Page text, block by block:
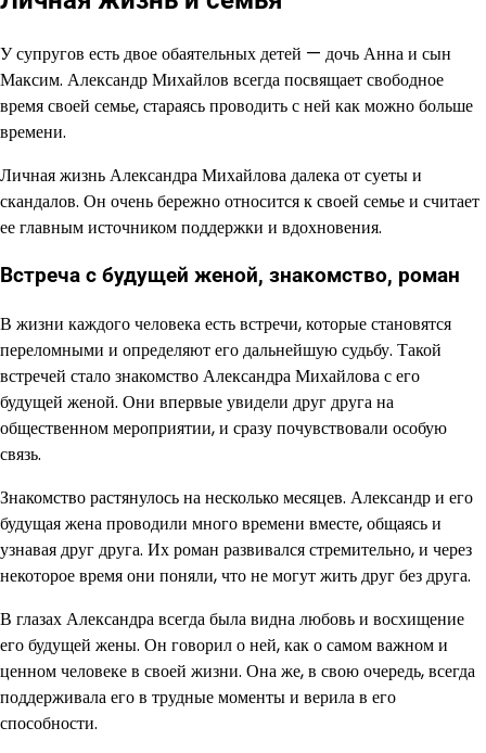
У супругов есть двое обаятельных детей — дочь Анна и сын
Максим. Александр Михайлов всегда посвящает свободное
время своей семье, стараясь проводить с ней как можно больше
времени.
Личная жизнь Александра Михайлова далека от суеты и
скандалов. Он очень бережно относится к своей семье и считает
ее главным источником поддержки и вдохновения.
Встреча с будущей женой, знакомство, роман
В жизни каждого человека есть встречи, которые становятся
переломными и определяют его дальнейшую судьбу. Такой
встречей стало знакомство Александра Михайлова с его
будущей женой. Они впервые увидели друг друга на
общественном мероприятии, и сразу почувствовали особую
связь.
Знакомство растянулось на несколько месяцев. Александр и его
будущая жена проводили много времени вместе, общаясь и
узнавая друг друга. Их роман развивался стремительно, и через
некоторое время они поняли, что не могут жить друг без друга.
В глазах Александра всегда была видна любовь и восхищение
его будущей жены. Он говорил о ней, как о самом важном и
ценном человеке в своей жизни. Она же, в свою очередь, всегда
поддерживала его в трудные моменты и верила в его
способности.